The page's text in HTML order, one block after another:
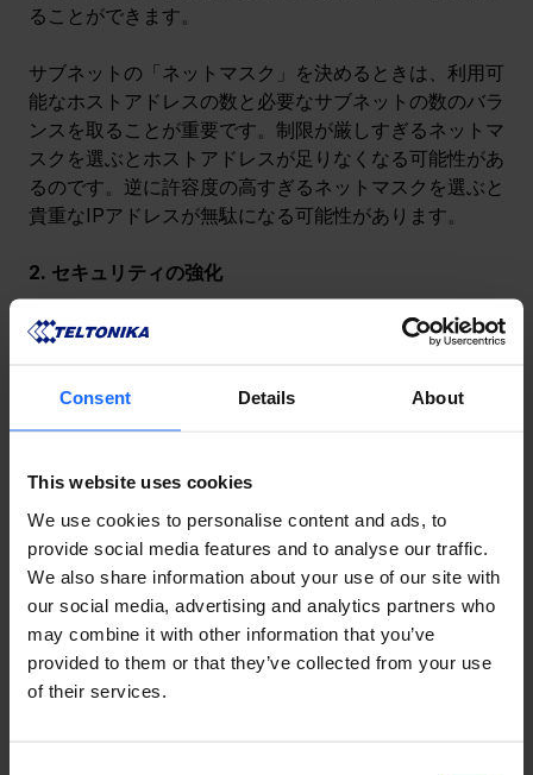
Consent Details About
This website uses cookies
We use cookies to personalise content and ads, to
provide social media features and to analyse our traffic.
We also share information about your use of our site with
our social media, advertising and analytics partners who
may combine it with other information that you’ve
provided to them or that they’ve collected from your use
of their services.
ることができます。
サブネットの「ネットマスク」を決めるときは、利用可
能なホストアドレスの数と必要なサブネットの数のバラ
ンスを取ることが重要です。制限が厳しすぎるネットマ
スクを選ぶとホストアドレスが足りなくなる可能性があ
るのです。逆に許容度の高すぎるネットマスクを選ぶと
貴重なIPアドレスが無駄になる可能性があります。
2. セキュリティの強化
「ネットマスク」を使用してネットワークをサブネット
に分割することで、セキュリティを強化 することができ
ます。ネットワークアドレスに基づいてデバイスを分離